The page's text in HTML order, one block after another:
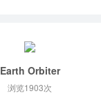
Earth Orbiter
浏览1903次